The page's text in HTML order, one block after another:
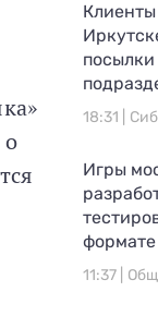
18:31 |
Игры
формате
11:37 |